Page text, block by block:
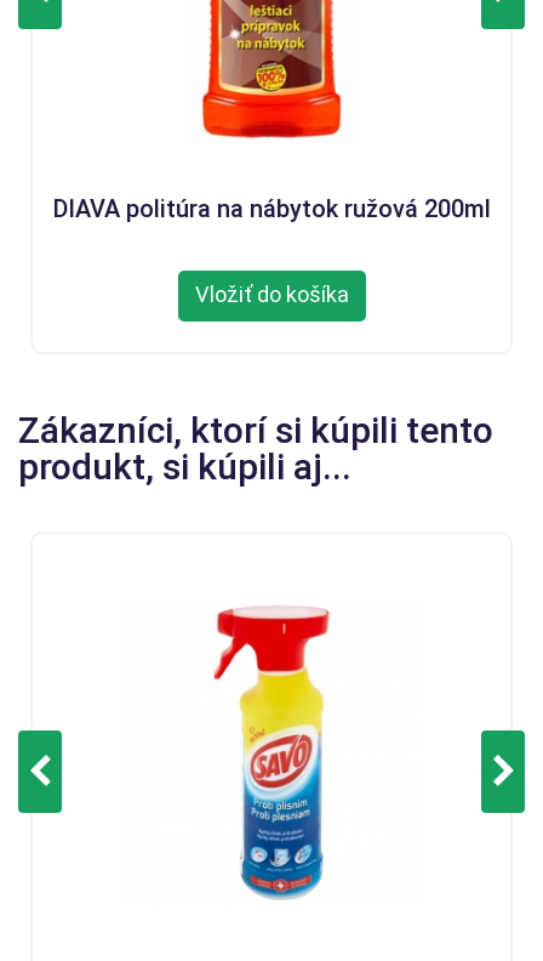
DIAVA politúra na nábytok ružová 200ml
Vložiť do košíka
Zákazníci, ktorí si kúpili tento
produkt, si kúpili aj...